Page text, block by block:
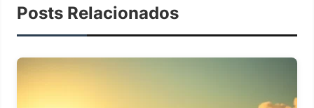
Posts Relacionados